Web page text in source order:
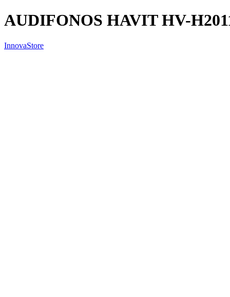
AUDIFONOS HAVIT HV-
InnovaStore